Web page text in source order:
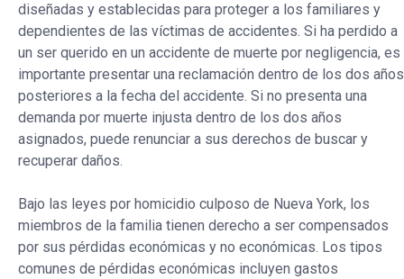
diseñadas y establecidas para proteger a los familiares y
dependientes de las víctimas de accidentes. Si ha perdido a
un ser querido en un accidente de muerte por negligencia, es
importante presentar una reclamación dentro de los dos años
posteriores a la fecha del accidente. Si no presenta una
demanda por muerte injusta dentro de los dos años
asignados, puede renunciar a sus derechos de buscar y
recuperar daños.
Bajo las leyes por homicidio culposo de Nueva York, los
miembros de la familia tienen derecho a ser compensados
por sus pérdidas económicas y no económicas. Los tipos
comunes de pérdidas económicas incluyen gastos